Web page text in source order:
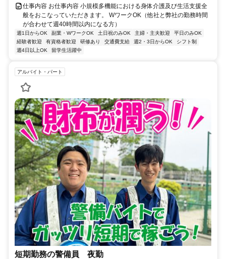
仕事内容 お仕事内容 小規模多機能における身体介護及び生活支援全
般をおこなっていただきます。 WワークOK（他社と弊社の勤務時間
が合わせて週40時間以内になる方）
週1日からOK 副業・WワークOK 土日祝のみOK 主婦・主夫歓迎
平日のみOK
経験者歓迎
有資格者歓迎 研修あり 交通費支給 週2・3日からOK
シフト制
週4日以上OK
留学生活躍中
アルバイト・パート
短期勤務の警備員 夜勤